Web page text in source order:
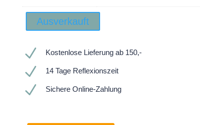
Ausverkauft
N Kostenlose Lieferung ab 150,-
N 14 Tage Reflexionszeit
N Sichere Online-Zahlung